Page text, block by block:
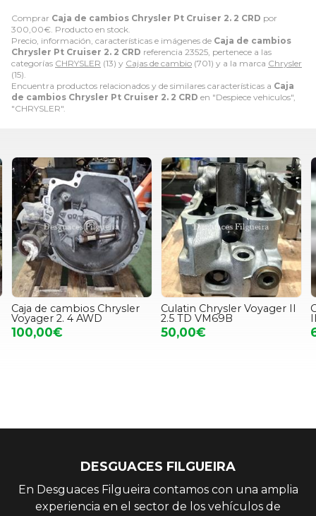
Comprar Caja de cambios Chrysler Pt Cruiser 2. 2 CRD por
300,00€ . Producto en stock.
Precio, información, características e imágenes de Caja de cambios
Chrysler Pt Cruiser 2. 2 CRD referencia 23525, pertenece a las
categorías CHRYSLER (13) y Cajas de cambio (701) y a la marca Chrysler
(15).
Encuentra productos relacionados y de similares características a Caja
de cambios Chrysler Pt Cruiser 2. 2 CRD en "Despiece vehiculos",
"CHRYSLER".
Caja de cambios Chrysler
Voyager 2. 4 AWD
100,00€
Culatin Chrysler Voyager II
2.5 TD VM69B
50,00€
DESGUACES FILGUEIRA
En Desguaces Filgueira contamos con una amplia
experiencia en el sector de los vehículos de